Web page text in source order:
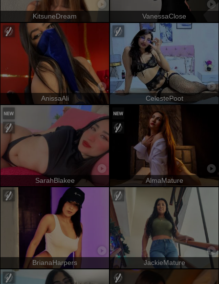
KitsuneDream VanessaClose
AnissaAli CelestePoot
SarahBlakee AlmaMature
BrianaHarpers JackieMature